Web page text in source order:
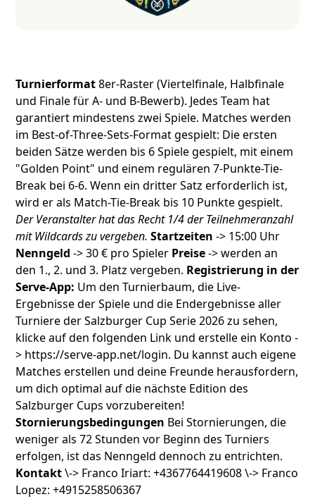
Turnierformat8er-Raster (Viertelfinale, Halbfinale
und Finale für A- und B-Bewerb). Jedes Team hat
garantiert mindestens zwei Spiele. Matches werden
im Best-of-Three-Sets-Format gespielt: Die ersten
beiden Sätze werden bis 6 Spiele gespielt, mit einem
"Golden Point" und einem regulären 7-Punkte-Tie-
Break bei 6-6. Wenn ein dritter Satz erforderlich ist,
wird er als Match-Tie-Break bis 10 Punkte gespielt.
Der Veranstalter hat das Recht 1/4 der Teilnehmeranzahl
mit Wildcards zu vergeben. Startzeiten -> 15:00 Uhr
Nenngeld -> 30 € pro Spieler Preise-> werden an
den 1., 2. und 3. Platz vergeben. Registrierung in der
Serve-App: Um den Turnierbaum, die Live-
Ergebnisse der Spiele und die Endergebnisse aller
Turniere der Salzburger Cup Serie 2026 zu sehen,
klicke auf den folgenden Link und erstelle ein Konto -
> https://serve-app.net/login. Du kannst auch eigene
Matches erstellen und deine Freunde herausfordern,
um dich optimal auf die nächste Edition des
Salzburger Cups vorzubereiten!
Stornierungsbedingungen Bei Stornierungen, die
weniger als 72 Stunden vor Beginn des Turniers
erfolgen, ist das Nenngeld dennoch zu entrichten.
Kontakt\-> Franco Iriart: +4367764419608 \-> Franco
Lopez: +4915258506367